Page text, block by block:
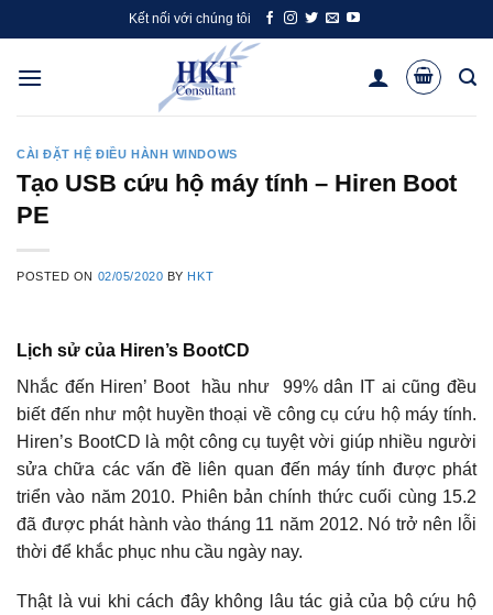
to
content
Kết nối với chúng tôi
CÀI ĐẶT HỆ ĐIỀU HÀNH WINDOWS
Tạo USB cứu hộ máy tính – Hiren Boot
PE
POSTED ON 02/05/2020 BY HKT
Lịch sử của Hiren’s BootCD
Nhắc đến Hiren’ Boot hầu như 99% dân IT ai cũng đều
biết đến như một huyền thoại về công cụ cứu hộ máy tính.
Hiren’s BootCD là một công cụ tuyệt vời giúp nhiều người
sửa chữa các vấn đề liên quan đến máy tính được phát
triển vào năm 2010. Phiên bản chính thức cuối cùng 15.2
đã được phát hành vào tháng 11 năm 2012. Nó trở nên lỗi
thời để khắc phục nhu cầu ngày nay.
Thật là vui khi cách đây không lâu tác giả của bộ cứu hộ